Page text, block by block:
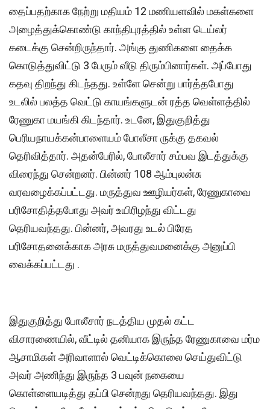
தைப்பதற்காக நேற்று மதியம் 12 மணியளவில் மகள்களை
அழைத்துக்கொண்டு காந்திபுரத்தில் உள்ள டெய்லர்
கடைக்கு சென்றிருந்தார். அங்கு துணிகளை தைக்க
கொடுத்துவிட்டு 3 பேரும் வீடு திரும்பினார்கள். அப்போது
கதவு திறந்து கிடந்தது. உள்ளே சென்று பார்த்தபோது
உடலில் பலத்த வெட்டு காயங்களுடன் ரத்த வெள்ளத்தில்
ரேணுகா மயங்கி கிடந்தார். உடனே, இதுகுறித்து
பெரியநாயக்கன்பாளையம் போலீசா ருக்கு தகவல்
தெரிவித்தார். அதன்பேரில், போலீசார் சம்பவ இடத்துக்கு
விரைந்து சென்றனர். பின்னர் 108 ஆம்புலன்சு
வரவழைக்கப்பட்டது. மருத்துவ ஊழியர்கள், ரேணுகாவை
பரிசோதித்தபோது அவர் உயிரிழந்து விட்டது
தெரியவந்தது. பின்னர், அவரது உடல் பிரேத
பரிசோதனைக்காக அரசு மருத்துவமனைக்கு அனுப்பி
வைக்கப்பட்டது .
இதுகுறித்து போலீசார் நடத்திய முதல் கட்ட
விசாரணையில், வீட்டில் தனியாக இருந்த ரேணுகாவை மர்ம
ஆசாமிகள் அரிவாளால் வெட்டிக்கொலை செய்துவிட்டு
அவர் அணிந்து இருந்த 3 பவுன் நகையை
கொள்ளையடித்து தப்பி சென்றது தெரியவந்தது. இது